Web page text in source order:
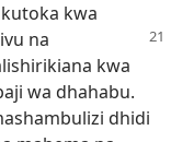
kwa
na
kwa
wa dhahabu.
dhidi